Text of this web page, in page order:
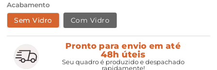
Acabamento
Sem Vidro Com Vidro
Pronto para envio em até
48h úteis
Seu quadro é produzido e despachado
rapidamente!